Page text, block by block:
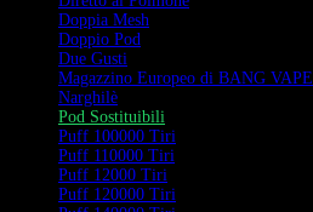
Doppia Mesh
Doppio Pod
Due Gusti
Magazzino Europeo di BANG VAPE
Narghilè
Pod Sostituibili
Puff 100000 Tiri
Puff 110000 Tiri
Puff 12000 Tiri
Puff 120000 Tiri